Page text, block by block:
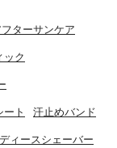
フターサンケア
ック
ート 汗止めバンド
ィースシェーバー